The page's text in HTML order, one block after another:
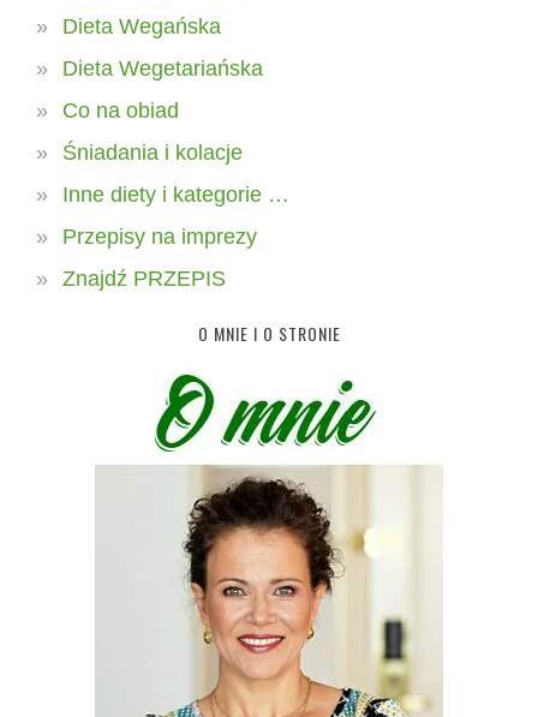
Dieta Wegańska
Dieta Wegetariańska
Co na obiad
Śniadania i kolacje
Inne diety i kategorie …
Przepisy na imprezy
Znajdź PRZEPIS
O MNIE I O STRONIE